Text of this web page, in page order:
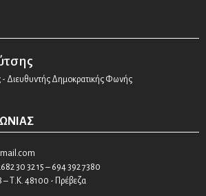
Διευθυντής Δημοκρατικής Φωνής
30 32 15 – 694 392 7380
– Τ.Κ. 48100 - Πρέβεζα